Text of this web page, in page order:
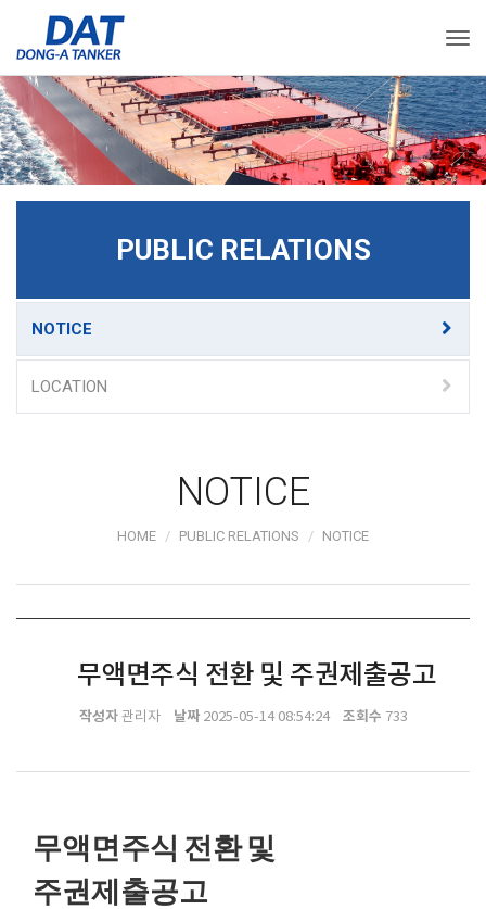
PUBLIC RELATIONS
NOTICE
LOCATION
NOTICE
HOME PUBLIC RELATIONS NOTICE
무액면주식 전환 및 주권제출공고
작성자관리자 날짜2025-05-14 08:54:24 조회수 733
무액면주식 전환 및
주권제출공고